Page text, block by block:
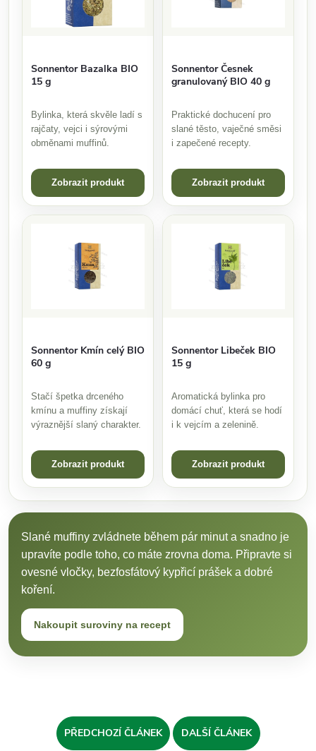
Sonnentor Bazalka BIO
15 g
Bylinka, která skvěle ladí s
rajčaty, vejci i sýrovými
obměnami muffinů.
Zobrazit produkt
Sonnentor Česnek
granulovaný BIO 40 g
Praktické dochucení pro
slané těsto, vaječné směsi
i zapečené recepty.
Zobrazit produkt
Sonnentor Kmín celý BIO
60 g
Stačí špetka drceného
kmínu a muffiny získají
výraznější slaný charakter.
Zobrazit produkt
Sonnentor Libeček BIO
15 g
Aromatická bylinka pro
domácí chuť, která se hodí
i k vejcím a zelenině.
Zobrazit produkt
Slané muffiny zvládnete během pár minut a snadno je
upravíte podle toho, co máte zrovna doma. Připravte si
ovesné vločky, bezfosfátový kypřicí prášek a dobré
koření.
Nakoupit suroviny na recept
PŘEDCHOZÍ ČLÁNEK DALŠÍ ČLÁNEK